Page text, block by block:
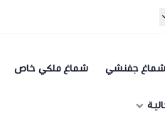
شماغ جفنشي شماغ ملكي خاص